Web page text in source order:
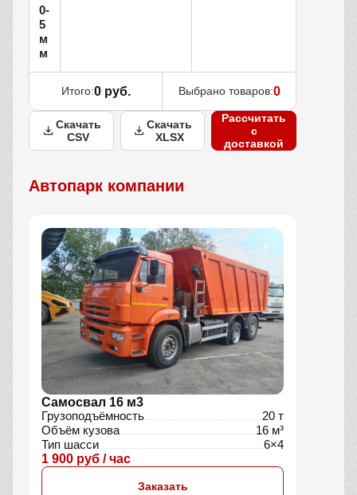
0-
5
м
м
Итого:0 руб. Выбрано товаров:0
Скачать
CSV
Скачать
XLSX
Рассчитать
с
доставкой
Автопарк компании
Самосвал 16 м3
Грузоподъёмность
20 т
Объём кузова
16 м³
Тип шасси
6×4
1 900 руб / час
Заказать